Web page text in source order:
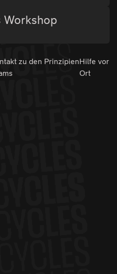
Workshop
zu den PrinzipienHilfe vor
Ort